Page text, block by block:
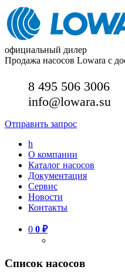
официальный дилер
Продажа насосов Lowara с
8 495 506 3006
info@lowara.su
Отправить запрос
h
О компании
Каталог насосов
Документация
Сервис
Новости
Контакты
0 0 ₽
Список насосов